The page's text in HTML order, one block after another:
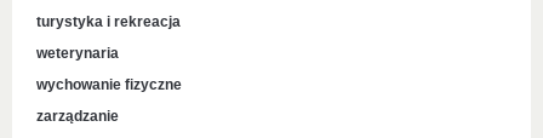
turystyka i rekreacja
weterynaria
wychowanie fizyczne
zarządzanie